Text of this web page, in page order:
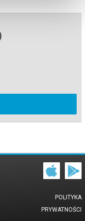
odwołania
środków
e-mail, podany
POLITYKA
PRYWATNOŚCI